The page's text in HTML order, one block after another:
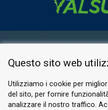
© 2026
Questo sito web
Utilizziamo i cookie per
del sito, per fornire
analizzare il nostro traffico.